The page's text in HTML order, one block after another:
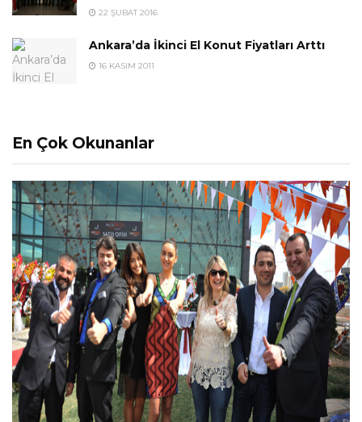
22 ŞUBAT 2016
Ankara’da İkinci El Konut Fiyatları Arttı
16 KASIM 2011
En Çok Okunanlar